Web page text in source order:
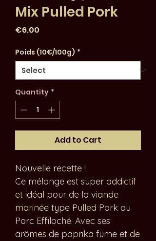
Mix Pulled Pork
€6.00
Poids (10€/100g) *
Quantity *
Add to Cart
Nouvelle recette !
Ce mélange est super addictif
et idéal pour de la viande
marinée type Pulled Pork ou
Porc Effiloché. Avec ses
arômes de paprika fume et de